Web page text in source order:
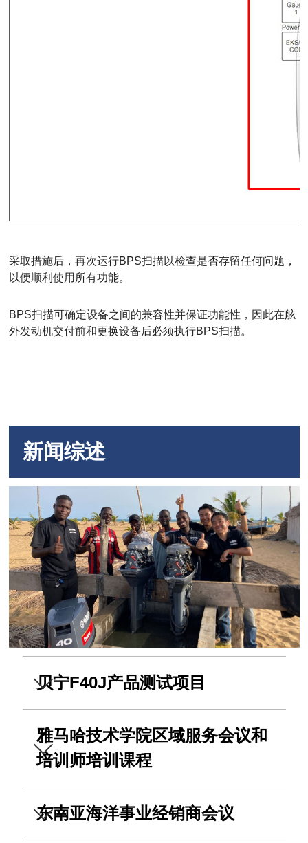
采取措施后，再次运行BPS扫描以检查是否存留任何问题，
以便顺利使用所有功能。
BPS扫描可确定设备之间的兼容性并保证功能性，因此在舷
外发动机交付前和更换设备后必须执行BPS扫描。
新闻综述
贝宁F40J产品测试项目
雅马哈技术学院区域服务会议和
培训师培训课程
东南亚海洋事业经销商会议